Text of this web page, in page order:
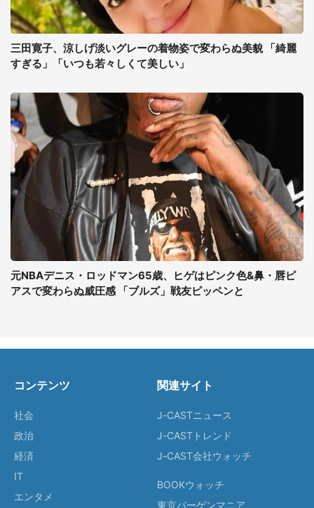
三田寛子、涼しげ淡いグレーの着物姿で変わらぬ美貌 「綺麗
すぎる」「いつも若々しくて美しい」
元NBAデニス・ロッドマン65歳、ヒゲはピンク色&鼻・唇ピ
アスで変わらぬ威圧感 「ブルズ」戦友ピッペンと
コンテンツ
社会
政治
経済
IT
エンタメ
関連サイト
J-CASTニュース
J-CASTトレンド
J-CAST会社ウォッチ
BOOKウォッチ
東京バーゲンマニア